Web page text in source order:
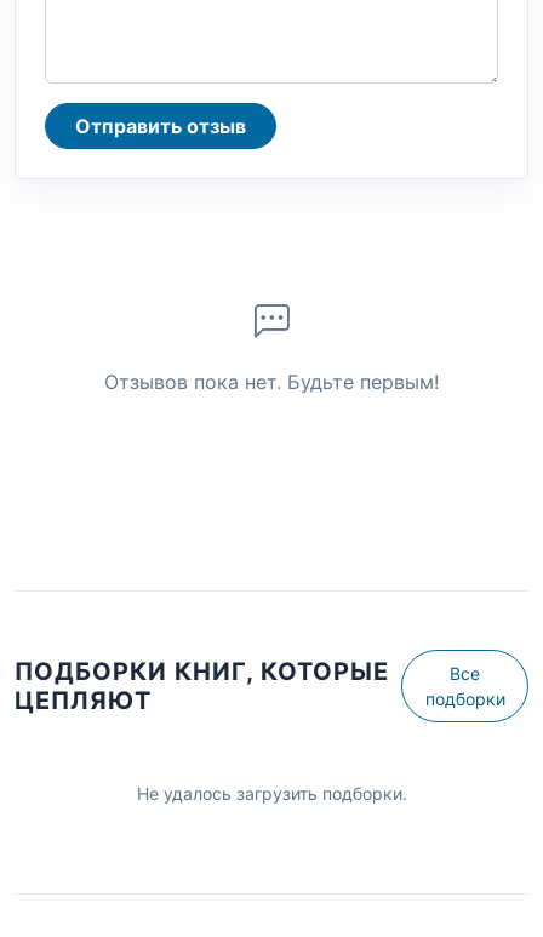
Отправить отзыв
Отзывов пока нет. Будьте первым!
ПОДБОРКИ КНИГ, КОТОРЫЕ
ЦЕПЛЯЮТ
Все
подборки
Не удалось загрузить подборки.